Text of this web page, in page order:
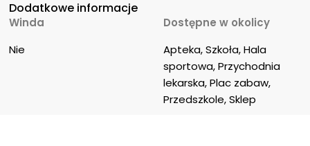
Dodatkowe informacje
Winda
Nie
Dostępne w okolicy
Apteka, Szkoła, Hala
sportowa, Przychodnia
lekarska, Plac zabaw,
Przedszkole, Sklep